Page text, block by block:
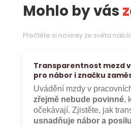
Mohlo by vás
Přečtěte si novinky ze světa
Transparentnost mezd
pro nábor i značku
Uvádění mzdy v
zřejmě nebude povinné,
očekávají. Zjistěte, jak
usnadňuje nábor a